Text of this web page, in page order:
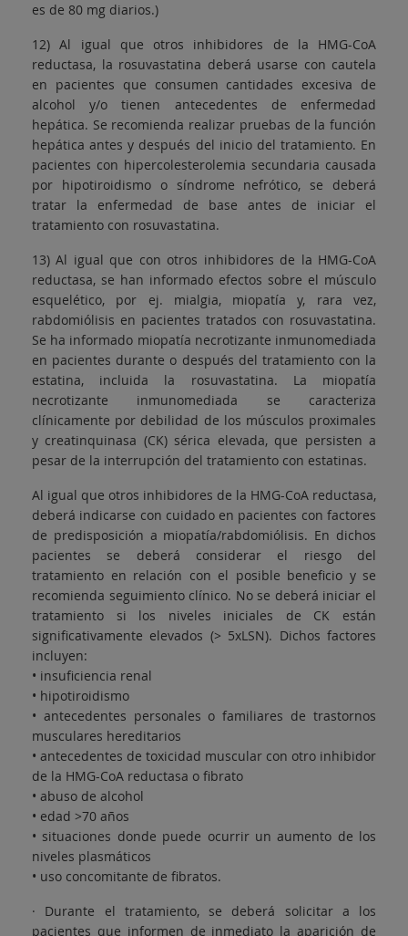
es de 80 mg diarios.)
12) Al igual que otros inhibidores de la HMG-CoA
reductasa, la rosuvastatina deberá usarse con cautela
en pacientes que consumen cantidades excesiva de
alcohol y/o tienen antecedentes de enfermedad
hepática. Se recomienda realizar pruebas de la función
hepática antes y después del inicio del tratamiento. En
pacientes con hipercolesterolemia secundaria causada
por hipotiroidismo o síndrome nefrótico, se deberá
tratar la enfermedad de base antes de iniciar el
tratamiento con rosuvastatina.
13) Al igual que con otros inhibidores de la HMG-CoA
reductasa, se han informado efectos sobre el músculo
esquelético, por ej. mialgia, miopatía y, rara vez,
rabdomiólisis en pacientes tratados con rosuvastatina.
Se ha informado miopatía necrotizante inmunomediada
en pacientes durante o después del tratamiento con la
estatina, incluida la rosuvastatina. La miopatía
necrotizante inmunomediada se caracteriza
clínicamente por debilidad de los músculos proximales
y creatinquinasa (CK) sérica elevada, que persisten a
pesar de la interrupción del tratamiento con estatinas.
Al igual que otros inhibidores de la HMG-CoA reductasa,
deberá indicarse con cuidado en pacientes con factores
de predisposición a miopatía/rabdomiólisis. En dichos
pacientes se deberá considerar el riesgo del
tratamiento en relación con el posible beneficio y se
recomienda seguimiento clínico. No se deberá iniciar el
tratamiento si los niveles iniciales de CK están
significativamente elevados (> 5xLSN). Dichos factores
incluyen:
• insuficiencia renal
• hipotiroidismo
• antecedentes personales o familiares de trastornos
musculares hereditarios
• antecedentes de toxicidad muscular con otro inhibidor
de la HMG-CoA reductasa o fibrato
• abuso de alcohol
• edad >70 años
• situaciones donde puede ocurrir un aumento de los
niveles plasmáticos
• uso concomitante de fibratos.
· Durante el tratamiento, se deberá solicitar a los
pacientes que informen de inmediato la aparición de